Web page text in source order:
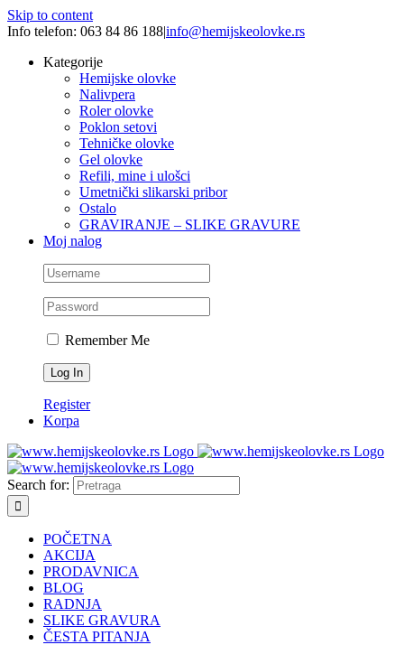
Skip to content
Info telefon: 063 84 86 188|info@hemijskeolovke.rs
Kategorije
Hemijske olovke
Nalivpera
Roler olovke
Poklon setovi
Tehničke olovke
Gel olovke
Refili, mine i ulošci
Umetnički slikarski pribor
Ostalo
GRAVIRANJE – SLIKE GRAVURE
Moj nalog
Remember Me
Register
Korpa
Search for:
POČETNA
AKCIJA
PRODAVNICA
BLOG
RADNJA
SLIKE GRAVURA
ČESTA PITANJA